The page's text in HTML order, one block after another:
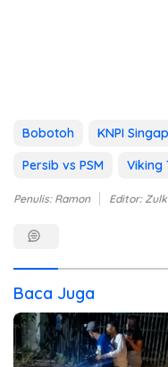
Bobotoh KNPI
Persib vs PSM
Viking
Penulis: Ramon Editor:
Baca Juga